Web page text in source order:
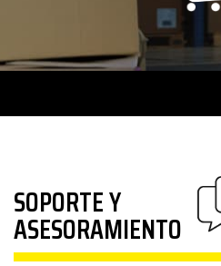
SOPORTE Y
ASESORAMIENTO